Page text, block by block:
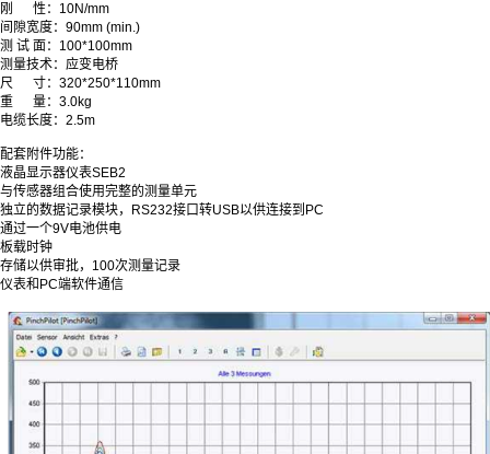
刚 性：10N/mm
间隙宽度：90mm (min.)
测 试 面：100*100mm
测量技术：应变电桥
尺 寸：320*250*110mm
重 量：3.0kg
电缆长度：2.5m
配套附件功能：
液晶显示器仪表SEB2
与传感器组合使用完整的测量单元
独立的数据记录模块，RS232接口转USB以供连接到PC
通过一个9V电池供电
板载时钟
存储以供审批，100次测量记录
仪表和PC端软件通信